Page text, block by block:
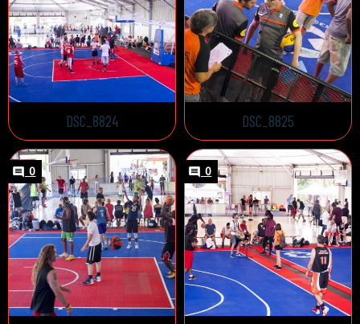
DSC_8824 DSC_8825
0 0